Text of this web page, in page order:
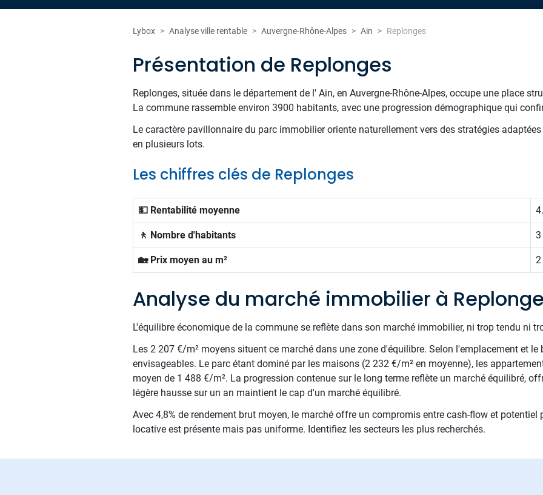
Lybox Analyse ville rentable Auvergne-Rhône-Alpes Ain Replonges
Présentation de Replonges
Replonges, située dans le département de l' Ain, en Auvergne-Rhône-Alpes, occupe une place
La commune rassemble environ 3900 habitants, avec une progression démographique qui
Le caractère pavillonnaire du parc immobilier oriente naturellement vers des stratégies
en plusieurs lots.
Les chiffres clés de Replonges
💵 Rentabilité moyenne
🚶 Nombre d'habitants 3
🏡 Prix moyen au m² 2
Analyse du marché immobilier à
L'équilibre économique de la commune se reflète dans son marché immobilier, ni trop tendu ni
Les 2 207 €/m² moyens situent ce marché dans une zone d'équilibre. Selon l'emplacement et
envisageables. Le parc étant dominé par les maisons (2 232 €/m² en moyenne), les
moyen de 1 488 €/m². La progression contenue sur le long terme reflète un marché équilibré,
légère hausse sur un an maintient le cap d'un marché équilibré.
Avec 4,8% de rendement brut moyen, le marché offre un compromis entre cash-flow et
locative est présente mais pas uniforme. Identifiez les secteurs les plus recherchés.